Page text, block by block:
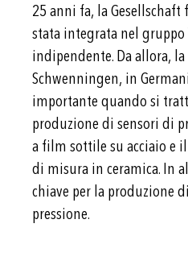
25 anni fa, la Gesellschaft
stata integrata nel gruppo
indipendente. Da allora,
Schwenningen, in
importante quando si
produzione di sensori di
a film sottile su acciaio e
di misura in ceramica. In
chiave per la produzione
pressione.